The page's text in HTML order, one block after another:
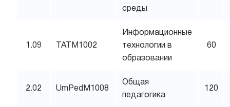
среды
1.09 TATM1002
Информационные
технологии в
образовании
60
2.02 UmPedM1008
Общая
педагогика
120